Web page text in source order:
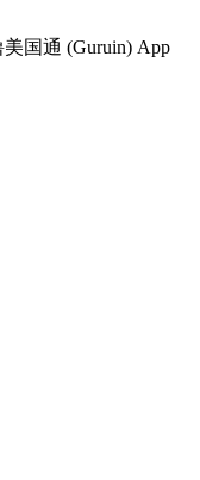
国通 (Guruin) App